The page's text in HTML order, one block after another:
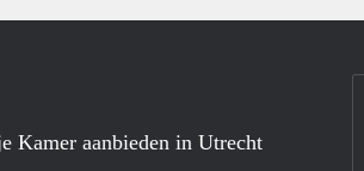
Kamer aanbieden in Utrecht